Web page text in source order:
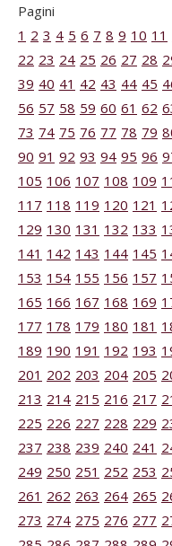
Pagini
1 2 3 4 5 6 7 8 9 10 11
22 23 24 25 26 27 28
39 40 41 42 43 44 45
56 57 58 59 60 61 62
73 74 75 76 77 78 79
90 91 92 93 94 95 96
105 106 107 108 109
117 118 119 120 121
129 130 131 132 133
141 142 143 144 145
153 154 155 156 157
165 166 167 168 169
177 178 179 180 181
189 190 191 192 193
201 202 203 204 205
213 214 215 216 217
225 226 227 228 229
237 238 239 240 241
249 250 251 252 253
261 262 263 264 265
273 274 275 276 277